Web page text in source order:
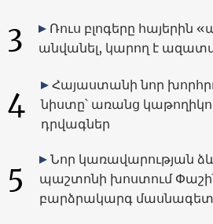
3
Ռուս բլոգերը հայերին
անվանել, կարող է
4
Հայաստանի նոր
նիստը՝ առանց
դրվագներ
5
Նոր կառավարության
պաշտոնի խոստում
բարձրակարգ